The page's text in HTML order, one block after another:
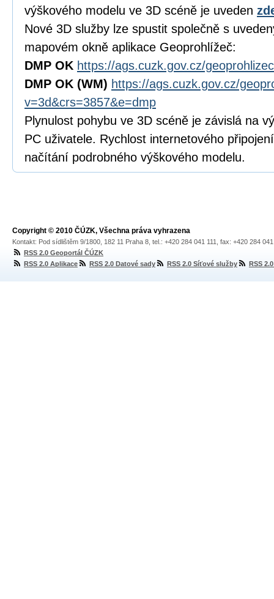
výškového modelu ve 3D scéně je uveden
Nové 3D služby lze spustit společně s
mapovém okně aplikace Geoprohlížeč:
DMP OK https://ags.cuzk.gov.cz/
DMP OK (WM) https://ags.cuzk.gov.cz/
v=3d&crs=3857&e=dmp
Plynulost pohybu ve 3D scéně je závislá na
PC uživatele. Rychlost internetového
načítání podrobného výškového modelu.
Copyright © 2010 ČÚZK, Všechna práva vyhrazena
Kontakt: Pod sídlištěm 9/1800, 182 11 Praha 8, tel.: +420 284 041 111, fax: +420 284
RSS 2.0 Geoportál ČÚZK
RSS 2.0 Aplikace
RSS 2.0 Datové sady RSS 2.0 Síťové služby RSS